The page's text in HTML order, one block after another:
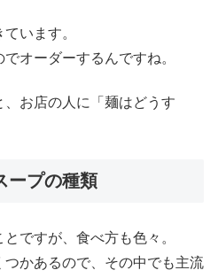
います。
オーダーするんですね。
お店の人に「麺はどうす
ープの種類
ですが、食べ方も色々。
かあるので、その中でも主流